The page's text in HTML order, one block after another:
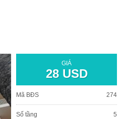
GIÁ
28 USD
Mã BĐS 274
Số tầng 5